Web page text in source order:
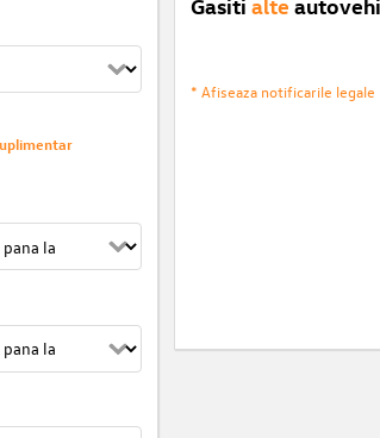
* Afiseaza notificarile legale